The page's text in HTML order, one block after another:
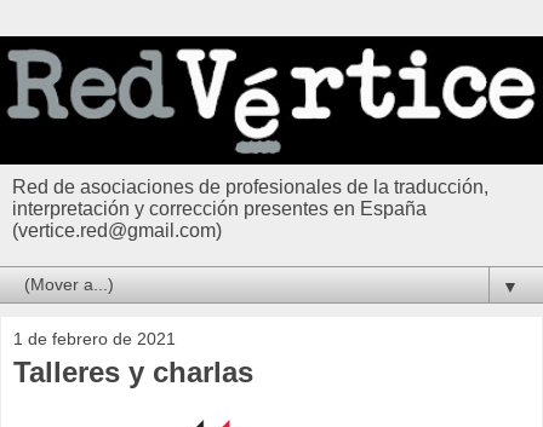
Red de asociaciones de profesionales de la traducción,
interpretación y corrección presentes en España
(vertice.red@gmail.com)
▼
1 de febrero de 2021
Talleres y charlas